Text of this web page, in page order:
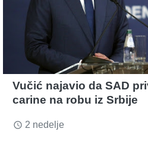
Vučić najavio da SAD
carine na robu iz Srbije
access_time 2 nedelje